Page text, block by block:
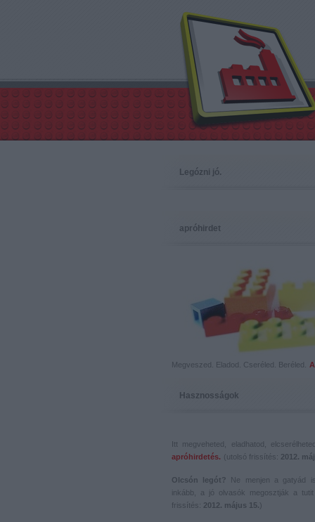
Legózni jó.
apróhirdet
Megveszed. Eladod. Cseréled. Beréled.
Hasznosságok
Itt megveheted, eladhatod,
apróhirdetés. (utolsó frissítés: 2012.
Olcsón legót? Ne menjen a gatyád
inkább, a jó olvasók megosztják a
frissítés: 2012. május 15.)